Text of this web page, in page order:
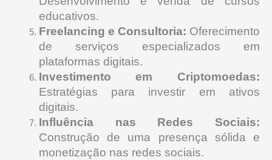
educativos.
Freelancing e Consultoria: Oferecimento
de serviços especializados em
plataformas digitais.
Investimento em Criptomoedas:
Estratégias para investir em ativos
digitais.
Influência nas Redes Sociais:
Construção de uma presença sólida e
monetização nas redes sociais.